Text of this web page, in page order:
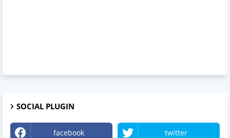
SOCIAL PLUGIN
facebook twitter